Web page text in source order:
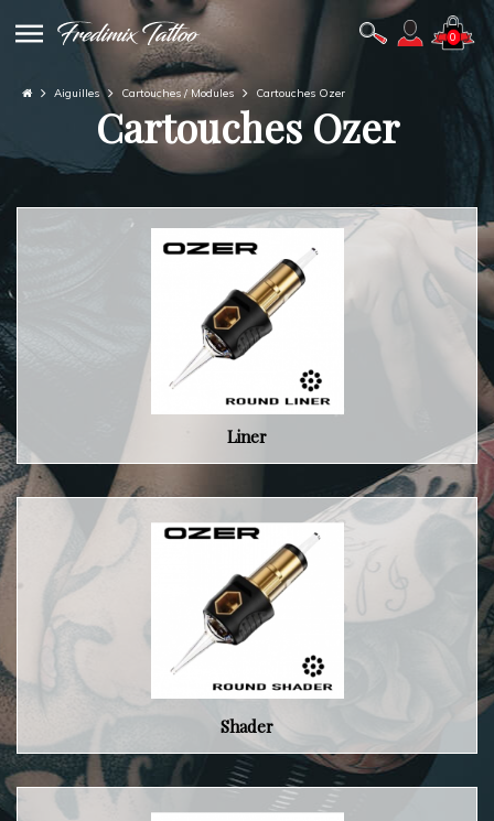
0
Aiguilles Cartouches / Modules Cartouches Ozer
Cartouches Ozer
Liner
Shader